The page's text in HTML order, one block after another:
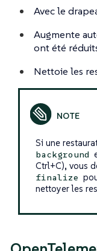
Avec le
Augmente
ont été
Nettoie les
Si une
background
Ctrl+C), vous
finalize
nettoyer les